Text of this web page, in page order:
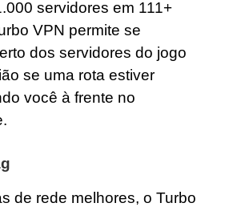
servidores em 111+
VPN permite se
dos servidores do jogo
se uma rota estiver
você à frente no
de rede melhores, o Turbo